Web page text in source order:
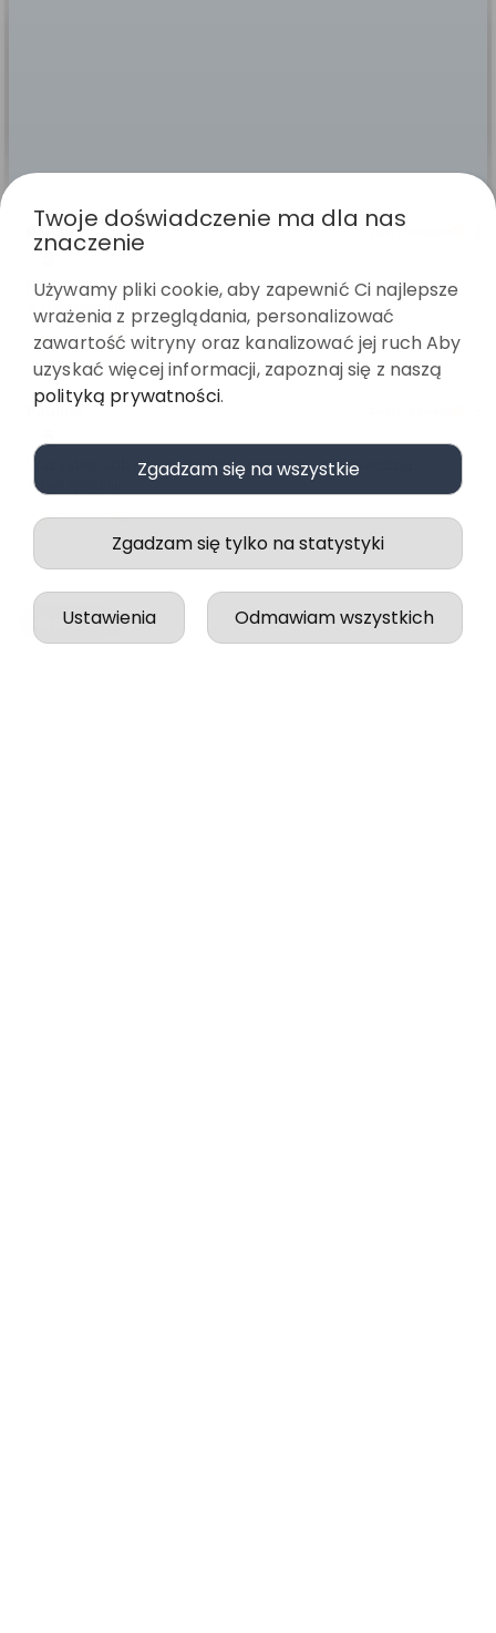
Paulina
Piękne . Dobra jakość
w tym tygodniu
0
0
Paulina
Wszystko odbyło się idealnie, zgodnie z zapowiedzią.
w tym tygodniu
0
0
podgląd
Twoje doświadczenie ma dla nas
znaczenie
Używamy pliki cookie, aby zapewnić Ci najlepsze
wrażenia z przeglądania, personalizować
zawartość witryny oraz kanalizować jej ruch Aby
uzyskać więcej informacji, zapoznaj się z naszą
polityką prywatności.
Zgadzam się na wszystkie
Zgadzam się tylko na statystyki
Ustawienia Odmawiam wszystkich